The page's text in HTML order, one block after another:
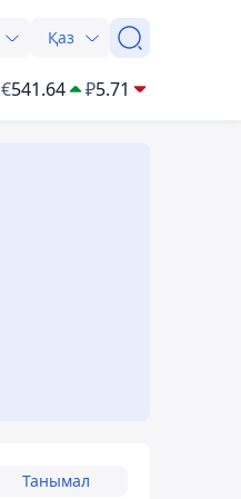
Қаз
€541.64 ₽5.71
Танымал